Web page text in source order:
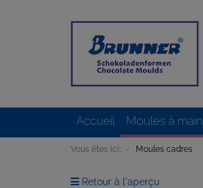
Accueil Moules à main
Vous êtes ici:: Moules cadres
Retour à l'aperçu